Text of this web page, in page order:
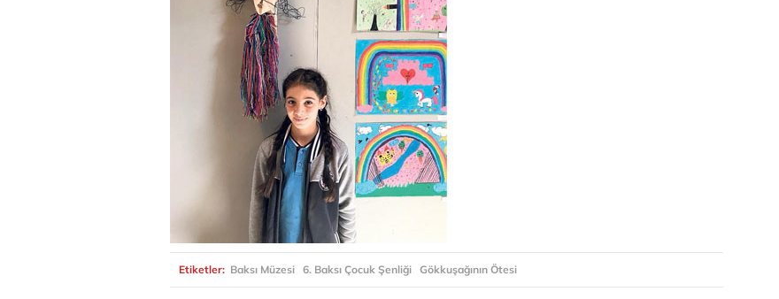
Etiketler: Baksı Müzesi 6. Baksı Çocuk Şenliği Gökkuşağının Ötesi